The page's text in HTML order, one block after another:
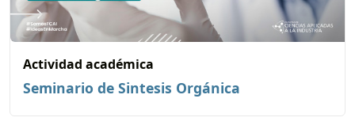
Actividad académica
Seminario de Sintesis Orgánica